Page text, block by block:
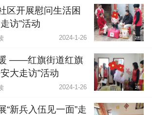
区开展慰问生活困
访”活动
2图
2024-1-26
——红旗街道红旗
大走访”活动
2图
2024-1-26
“新兵入伍见一面”走